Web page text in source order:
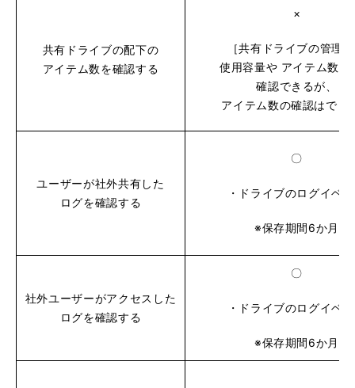
共有ドライブの配下の
アイテム数を確認する
×
［共有ドライブの管理
使用容量や アイテム数上
確認できるが、
アイテム数の確認はでき
ユーザーが社外共有した
ログを確認する
〇
・ドライブのログイベ
※保存期間6か月
社外ユーザーがアクセスした
ログを確認する
〇
・ドライブのログイベ
※保存期間6か月